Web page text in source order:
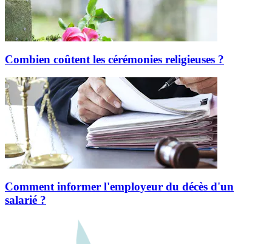
Combien coûtent les cérémonies religieuses ?
Comment informer l'employeur du décès d'un
salarié ?